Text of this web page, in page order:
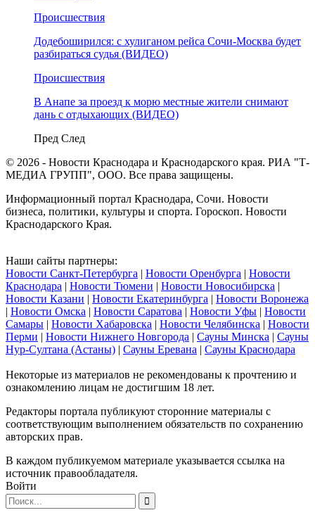
Происшествия
Додебоширился: с хулиганом рейса Сочи-Москва будет
разбираться судья (ВИДЕО)
Происшествия
В Анапе за проезд к морю местные жители снимают
дань с отдыхающих (ВИДЕО)
Пред След
© 2026 - Новости Краснодара и Краснодарского края. РИА "Т-
МЕДИА ГРУПП", ООО. Все права защищены.
Информационный портал Краснодара, Сочи. Новости
бизнеса, политики, культуры и спорта. Гороскоп. Новости
Краснодарского Края.
Наши сайты партнеры:
Новости Санкт-Петербурга | Новости Оренбурга | Новости
Краснодара | Новости Тюмени | Новости Новосибирска |
Новости Казани | Новости Екатеринбурга | Новости Воронежа
| Новости Омска | Новости Саратова | Новости Уфы | Новости
Самары | Новости Хабаровска | Новости Челябинска | Новости
Перми | Новости Нижнего Новгорода | Сауны Минска | Сауны
Нур-Султана (Астаны) | Сауны Еревана | Сауны Краснодара
Некоторые из материалов не рекомендованы к прочтению и
ознакомлению лицам не достигшим 18 лет.
Редакторы портала публикуют сторонние материалы с
соответствующим выполнением обязательств по сохранению
авторских прав.
В каждом публикуемом материале указывается ссылка на
источник правообладателя.
Войти